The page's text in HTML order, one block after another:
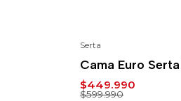
Serta
Cama Euro
$449.990
$599.990